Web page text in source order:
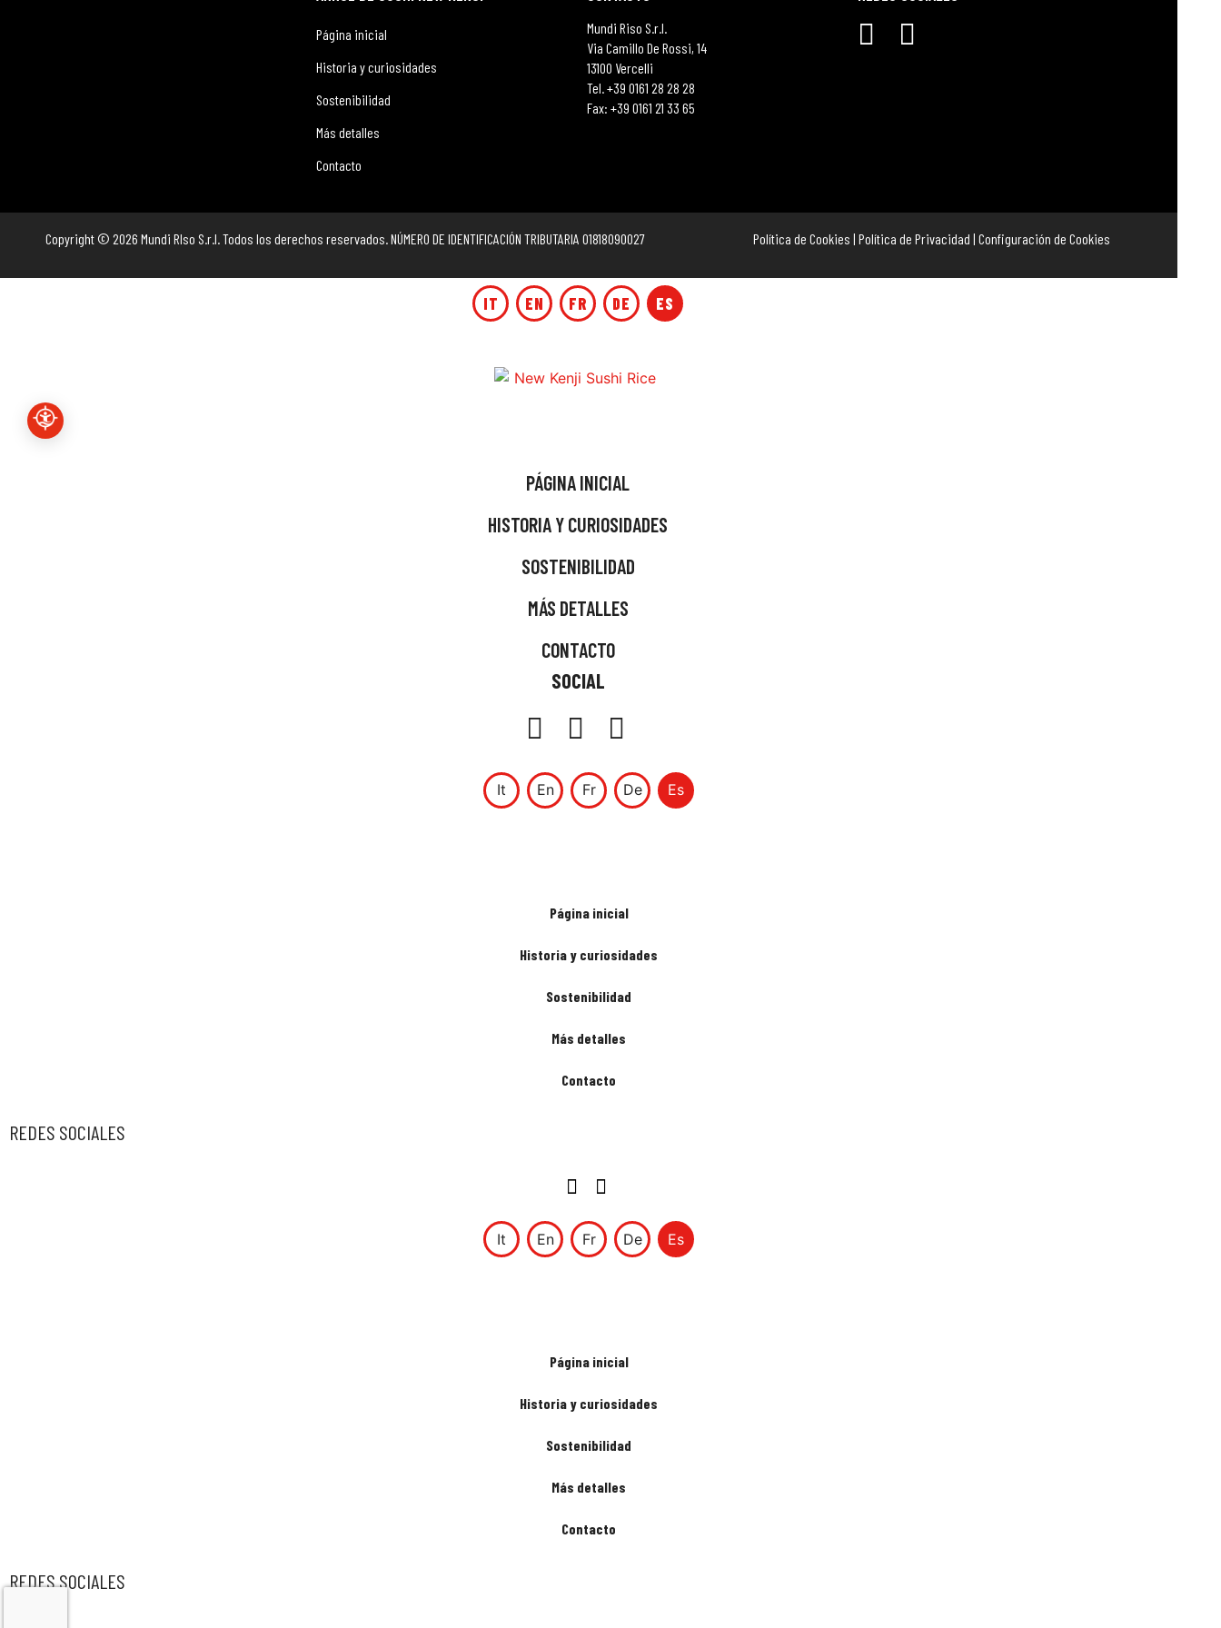
Página inicial
Historia y curiosidades
Sostenibilidad
Más detalles
Contacto
Mundi Riso S.r.l.
Via Camillo De Rossi, 14
13100 Vercelli
Tel. +39 0161 28 28 28
Fax: +39 0161 21 33 65
Copyright © 2026 Mundi RIso S.r.l. Todos los derechos reservados. NÚMERO DE IDENTIFICACIÓN TRIBUTARIA 01818090027 Política de Cookies | Política de Privacidad | Configuración de Cookies
IT EN FR DE ES
PÁGINA INICIAL
HISTORIA Y CURIOSIDADES
SOSTENIBILIDAD
MÁS DETALLES
CONTACTO
SOCIAL
It En Fr De Es
Página inicial
Historia y curiosidades
Sostenibilidad
Más detalles
Contacto
REDES SOCIALES
It En Fr De Es
Página inicial
Historia y curiosidades
Sostenibilidad
Más detalles
Contacto
REDES SOCIALES